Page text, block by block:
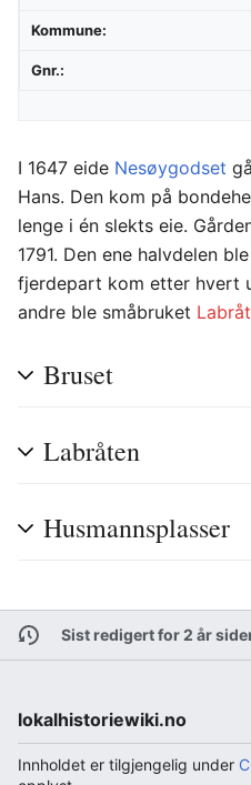
Kommune:
Gnr.:
I 1647 eide Nesøygodset
Hans. Den kom på
lenge i én slekts eie.
1791. Den ene halvdelen
fjerdepart kom etter hvert
andre ble småbruket
Bruset
Labråten
Husmannsplasser
Sist redigert for 2 år
lokalhistoriewiki.no
Innholdet er tilgjengelig under